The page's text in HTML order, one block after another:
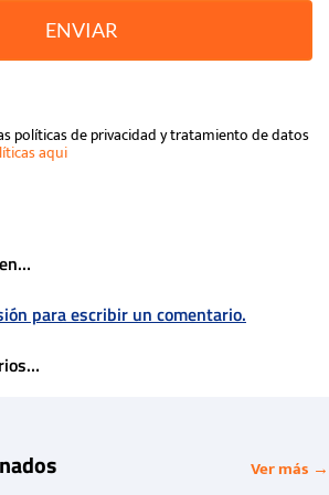
ENVIAR
políticas de privacidad y tratamiento de datos
para escribir un comentario.
Ver más →